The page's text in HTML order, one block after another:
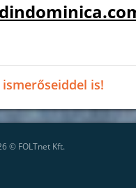
ismerőseiddel is!
© FOLTnet Kft.